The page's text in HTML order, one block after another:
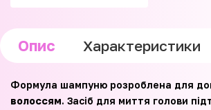
Опис Характеристики
Формула шампуню розроблена для
волоссям. Засіб для миття голови